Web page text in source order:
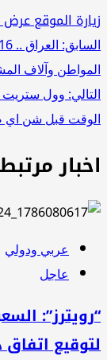
زيارة الموقععرض
تصفّح
المقالات
السابق:
المواطن وآلاف
التالي: وول ستريت
الوقت قبل شن اي
اخبار
عربي ودولي
عاجل
“رويترز”:
لتوقيع